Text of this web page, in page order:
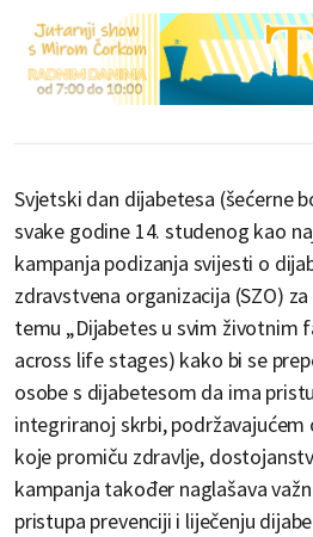
Svjetski dan dijabetesa (šećerne
svake godine 14. studenog kao
kampanja podizanja svijesti o
zdravstvena organizacija (SZO)
temu „Dijabetes u svim životnim
across life stages) kako bi se
osobe s dijabetesom da ima
integriranoj skrbi,
koje promiču zdravlje,
kampanja također naglašava
pristupa prevenciji i liječenju